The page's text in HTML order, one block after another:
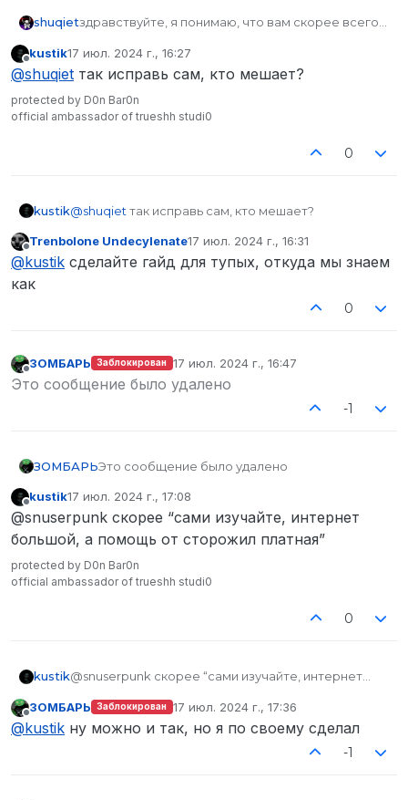
текстурка обвеса берется с оригинала так
что все кастомные текстурки для стандарт
глока поддерживаются
скачать
shuqietздравствуйте, я понимаю, что вам скорее всего
Не в сети
kustik17 июл. 2024 г., 16:27
отредактировано
@shuqiet так исправь сам, кто мешает?
protected by D0n Bar0n
official ambassador of trueshh studi0
0
kustik@shuqiet так исправь сам, кто мешает?
Не в сети
Trenbolone Undecylenate17 июл. 2024 г., 16:31
отредактировано
@kustik сделайте гайд для тупых, откуда мы знаем
как
0
Не в сети
ЗОМБАРЬ Заблокирован 17 июл. 2024 г., 16:47
отредактировано
Это сообщение было удалено
-1
ЗОМБАРЬЭто сообщение было удалено
kustik17 июл. 2024 г., 17:08
отредактировано
@snuserpunk скорее “сами изучайте, интернет
большой, а помощь от сторожил платная”
protected by D0n Bar0n
official ambassador of trueshh studi0
0
kustik@snuserpunk скорее “сами изучайте, интернет
Не в сети
ЗОМБАРЬ Заблокирован 17 июл. 2024 г., 17:36
отредактировано
@kustik ну можно и так, но я по своему сделал
-1